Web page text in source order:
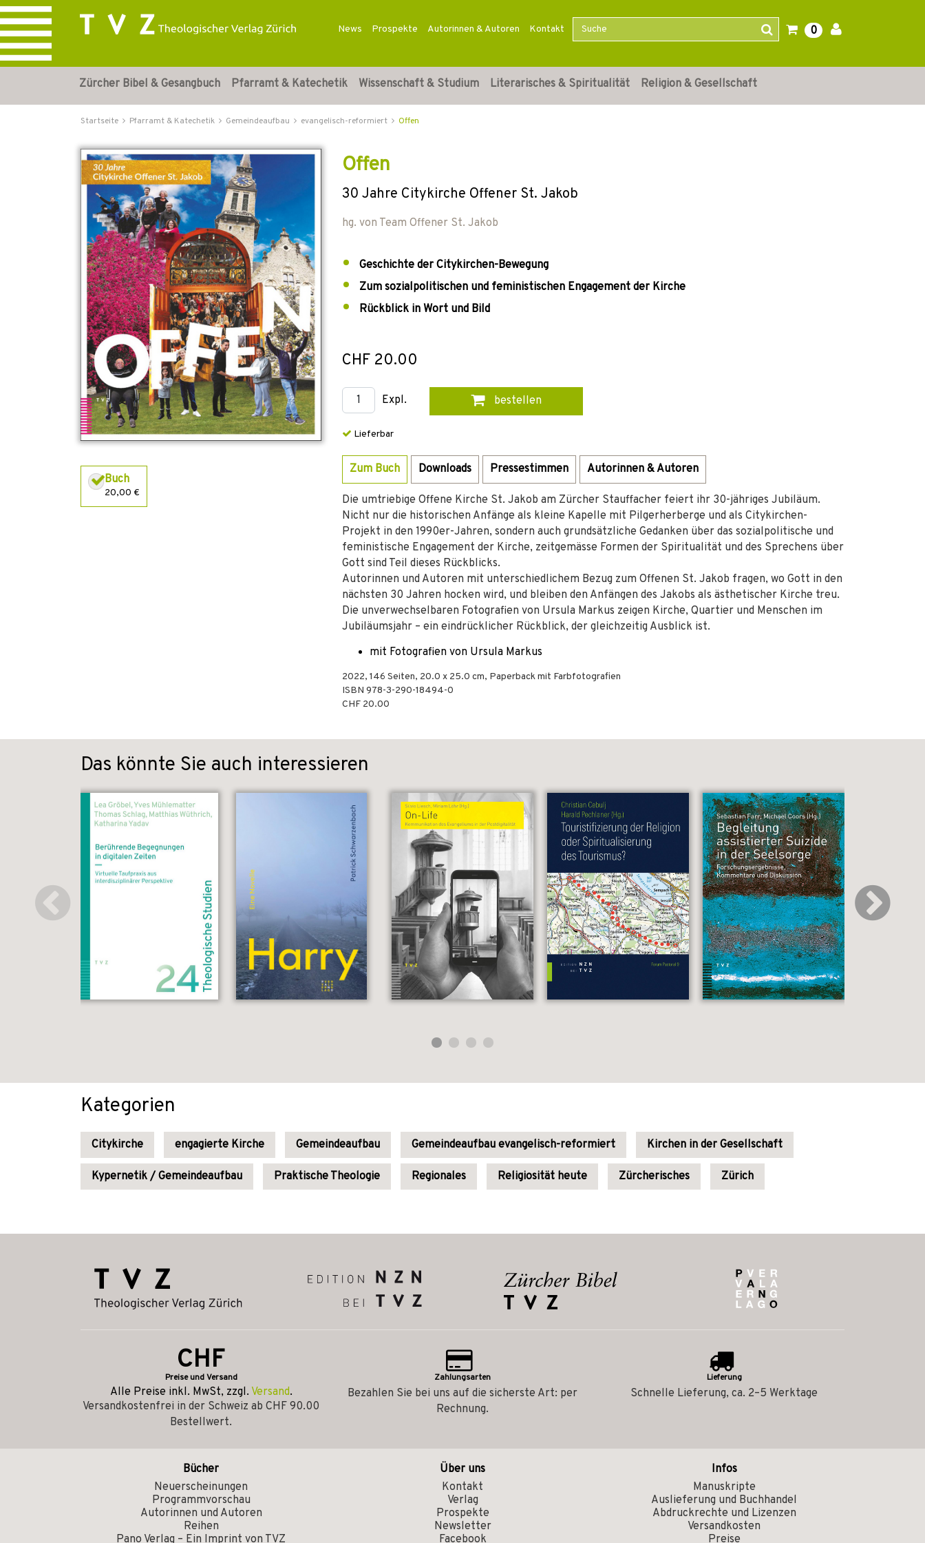
News Prospekte Autorinnen & Autoren Kontakt 0
Zürcher Bibel & Gesangbuch Pfarramt & Katechetik Wissenschaft & Studium Literarisches & Spiritualität Religion & Gesellschaft
Startseite Pfarramt & Katechetik Gemeindeaufbau evangelisch-reformiert Offen
Buch
20,00 €
Offen
30 Jahre Citykirche Offener St. Jakob
hg. von Team Offener St. Jakob
Geschichte der Citykirchen-Bewegung
Zum sozialpolitischen und feministischen Engagement der Kirche
Rückblick in Wort und Bild
CHF 20.00
Expl. bestellen
Lieferbar
Zum Buch Downloads Pressestimmen Autorinnen & Autoren
Die umtriebige Offene Kirche St. Jakob am Zürcher Stauffacher feiert ihr 30-jähriges Jubiläum.
Nicht nur die historischen Anfänge als kleine Kapelle mit Pilgerherberge und als Citykirchen-
Projekt in den 1990er-Jahren, sondern auch grundsätzliche Gedanken über das sozialpolitische und
feministische Engagement der Kirche, zeitgemässe Formen der Spiritualität und des Sprechens über
Gott sind Teil dieses Rückblicks.
Autorinnen und Autoren mit unterschiedlichem Bezug zum Offenen St. Jakob fragen, wo Gott in den
nächsten 30 Jahren hocken wird, und bleiben den Anfängen des Jakobs als ästhetischer Kirche treu.
Die unverwechselbaren Fotografien von Ursula Markus zeigen Kirche, Quartier und Menschen im
Jubiläumsjahr – ein eindrücklicher Rückblick, der gleichzeitig Ausblick ist.
mit Fotografien von Ursula Markus
2022, 146 Seiten, 20.0 x 25.0 cm, Paperback mit Farbfotografien
ISBN 978-3-290-18494-0
CHF 20.00
Das könnte Sie auch interessieren
Kategorien
Citykirche engagierte Kirche Gemeindeaufbau Gemeindeaufbau evangelisch-reformiert Kirchen in der Gesellschaft
Kypernetik / Gemeindeaufbau Praktische Theologie Regionales Religiosität heute Zürcherisches Zürich
CHF
Preise und Versand
Alle Preise inkl. MwSt, zzgl. Versand.
Versandkostenfrei in der Schweiz ab CHF 90.00
Bestellwert.
Zahlungsarten
Bezahlen Sie bei uns auf die sicherste Art: per
Rechnung.
Lieferung
Schnelle Lieferung, ca. 2–5 Werktage
Bücher
Neuerscheinungen
Programmvorschau
Autorinnen und Autoren
Reihen
Pano Verlag – Ein Imprint von TVZ
Über uns
Kontakt
Verlag
Prospekte
Newsletter
Facebook
Infos
Manuskripte
Auslieferung und Buchhandel
Abdruckrechte und Lizenzen
Versandkosten
Preise